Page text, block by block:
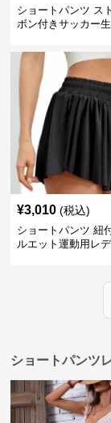
ショートパンツ ス
ボン付きサッカー
¥3,010 (税込)
ショートパンツ 紐
ルエット運動用レ
ショートパンツ